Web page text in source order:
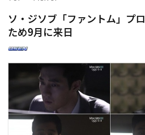
ソ・ジソブ「ファントム」プ
ため9月に来日